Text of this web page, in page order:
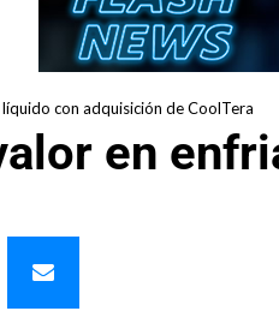
con adquisición de CoolTera
en